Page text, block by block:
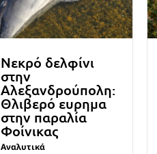
Νεκρό δελφίνι
στην
Αλεξανδρούπολη:
Θλιβερό ευρημα
στην παραλία
Φοίνικας
Αναλυτικά